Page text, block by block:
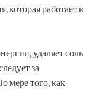
которая работает в
удаляет соль
за
мере того, как